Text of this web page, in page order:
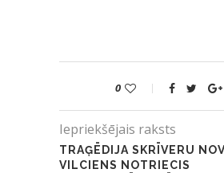
0
Iepriekšējais raksts
TRAĢĒDIJA SKRĪVERU
VILCIENS NOTRIECIS